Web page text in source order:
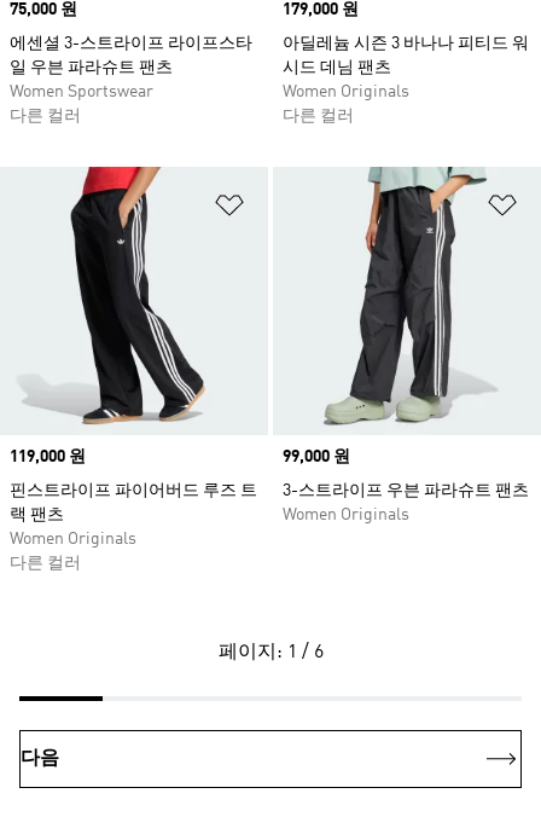
Price
75,000 원
에센셜 3-스트라이프 라이프스타
일 우븐 파라슈트 팬츠
Women Sportswear
다른 컬러
Price
179,000 원
아딜레늄 시즌 3 바나나 피티드 워
시드 데님 팬츠
Women Originals
다른 컬러
위시리스트 담기
Price
119,000 원
핀스트라이프 파이어버드 루즈 트
랙 팬츠
Women Originals
다른 컬러
Price
99,000 원
3-스트라이프 우븐 파라슈트 팬츠
Women Originals
페이지: 1 / 6
다음